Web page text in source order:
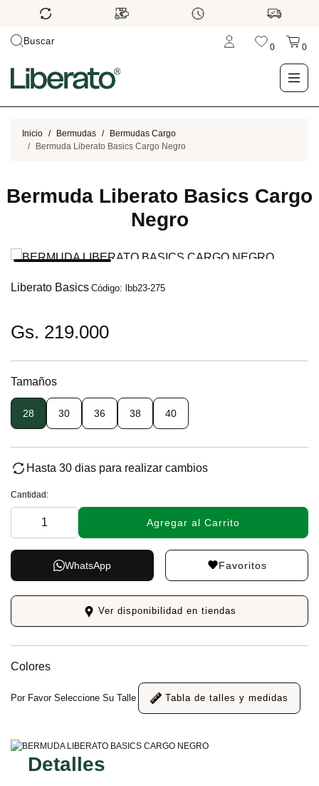
Buscar
0 0
LO NUEVO
BLOG
Inicio Bermudas
Bermudas Cargo
Bermuda Liberato Basics Cargo Negro
Bermuda Liberato Basics Cargo
Negro
Liberato Basics Código: lbb23-275
Gs. 219.000
Tamaños
28 30 36 38 40
Hasta 30 dias para realizar cambios
Cantidad:
Agregar al Carrito
Favoritos
WhatsApp
Ver disponibilidad en tiendas
Colores
Por Favor Seleccione Su Talle Tabla de talles y medidas
Detalles